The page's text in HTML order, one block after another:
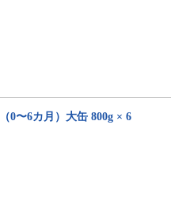
0〜6カ月）大缶 800g × 6